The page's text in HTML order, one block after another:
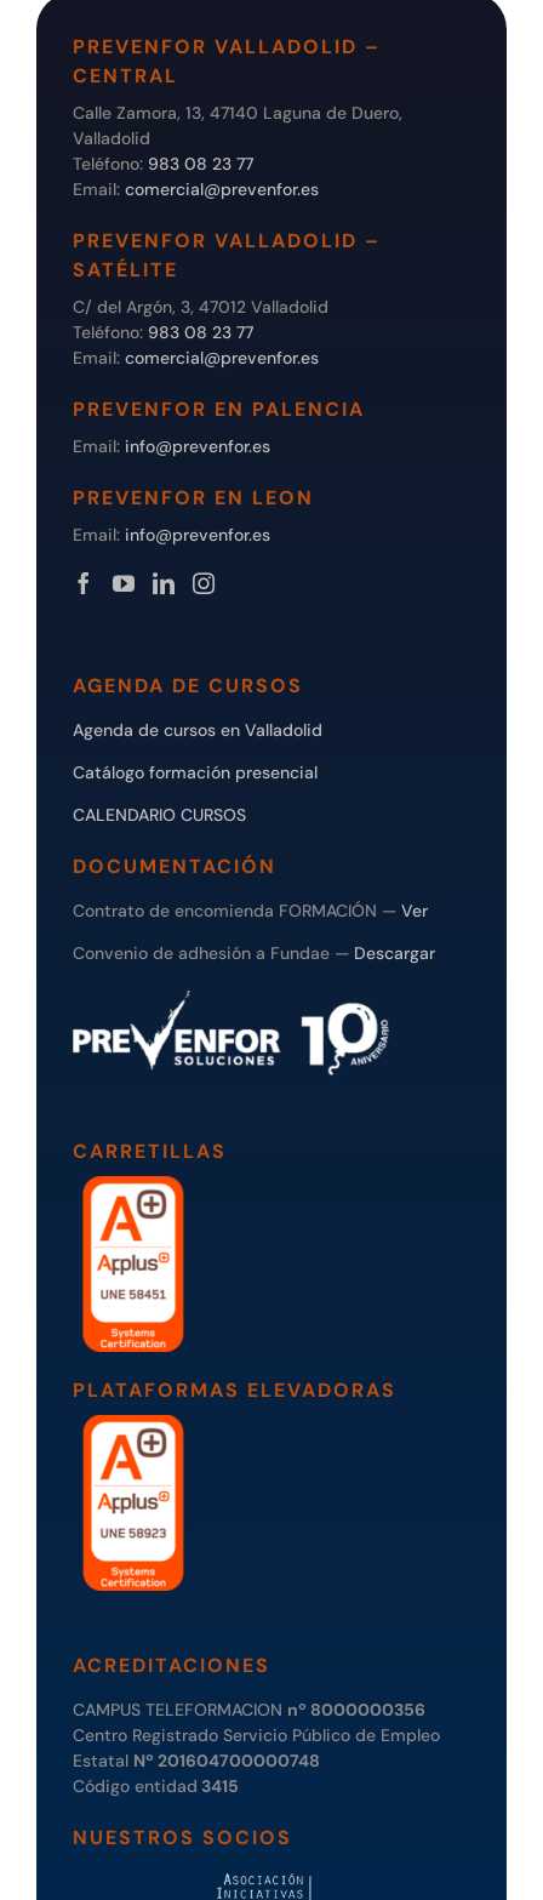
PREVENFOR VALLADOLID –
CENTRAL
Calle Zamora, 13, 47140 Laguna de Duero,
Valladolid
Teléfono: 983 08 23 77
Email: comercial@prevenfor.es
PREVENFOR VALLADOLID –
SATÉLITE
C/ del Argón, 3, 47012 Valladolid
Teléfono: 983 08 23 77
Email: comercial@prevenfor.es
PREVENFOR EN PALENCIA
Email: info@prevenfor.es
PREVENFOR EN LEON
Email: info@prevenfor.es
AGENDA DE CURSOS
Agenda de cursos en Valladolid
Catálogo formación presencial
CALENDARIO CURSOS
DOCUMENTACIÓN
Contrato de encomienda FORMACIÓN — Ver
Convenio de adhesión a Fundae — Descargar
CARRETILLAS
PLATAFORMAS ELEVADORAS
ACREDITACIONES
CAMPUS TELEFORMACION nº 8000000356
Centro Registrado Servicio Público de Empleo
Estatal Nº 201604700000748
Código entidad 3415
NUESTROS SOCIOS